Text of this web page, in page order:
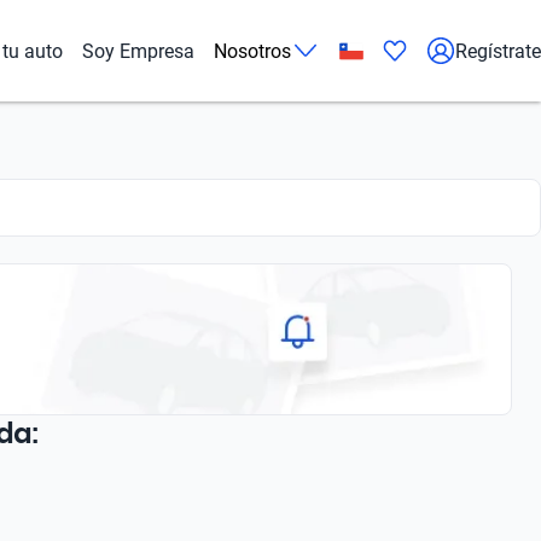
auto Soy Empresa Nosotros Regístrate